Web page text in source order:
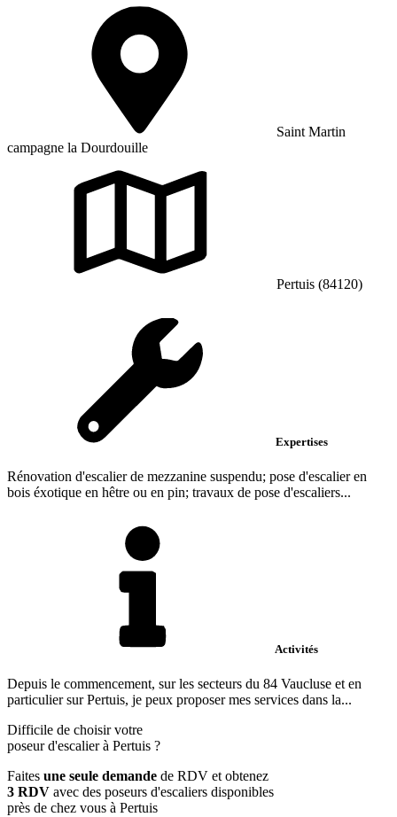
Saint Martin
campagne la Dourdouille
Pertuis (84120)
Expertises
Rénovation d'escalier de mezzanine suspendu; pose d'escalier en
bois éxotique en hêtre ou en pin; travaux de pose d'escaliers...
Activités
Depuis le commencement, sur les secteurs du 84 Vaucluse et en
particulier sur Pertuis, je peux proposer mes services dans la...
Difficile de choisir votre
poseur d'escalier à Pertuis ?
Faites une seule demande de RDV et obtenez
3 RDV avec des poseurs d'escaliers disponibles
près de chez vous à Pertuis